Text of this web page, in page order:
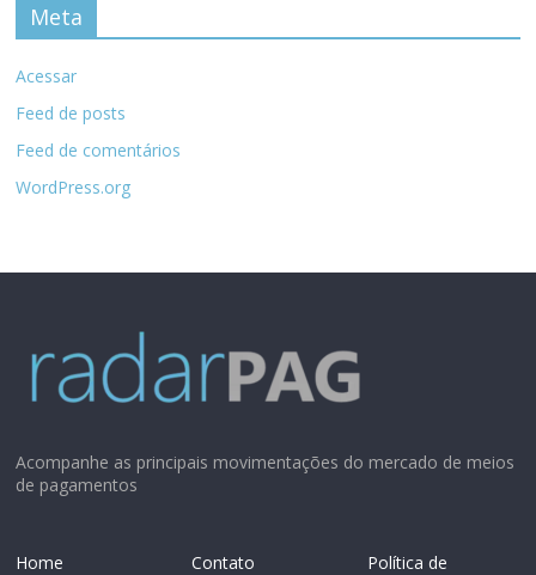
Meta
Acessar
Feed de posts
Feed de comentários
WordPress.org
Acompanhe as principais movimentações do mercado de meios
de pagamentos
Home Contato Política de